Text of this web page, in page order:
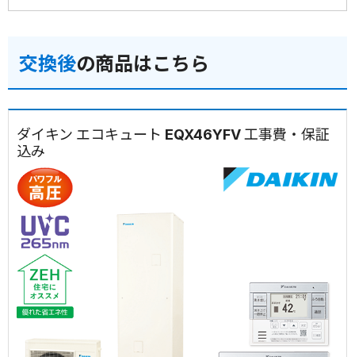
交換後の商品はこちら
ダイキン エコキュート EQX46YFV 工事費・保証
込み